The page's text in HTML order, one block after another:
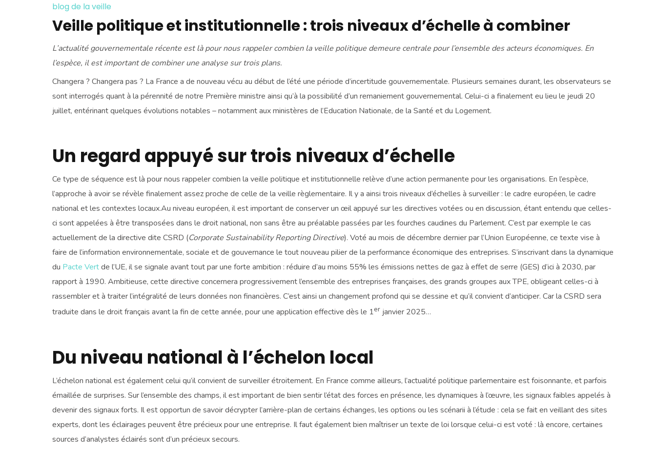
blog de la veille
Veille politique et institutionnelle : trois niveaux d’échelle à combiner
L’actualité gouvernementale récente est là pour nous rappeler combien la veille politique demeure centrale pour l’ensemble des acteurs économiques. En
l’espèce, il est important de combiner une analyse sur trois plans.
Changera ? Changera pas ? La France a de nouveau vécu au début de l’été une période d’incertitude gouvernementale. Plusieurs semaines durant, les observateurs se
sont interrogés quant à la pérennité de notre Première ministre ainsi qu’à la possibilité d’un remaniement gouvernemental. Celui-ci a finalement eu lieu le jeudi 20
juillet, entérinant quelques évolutions notables – notamment aux ministères de l’Education Nationale, de la Santé et du Logement.
Un regard appuyé sur trois niveaux d’échelle
Ce type de séquence est là pour nous rappeler combien la veille politique et institutionnelle relève d’une action permanente pour les organisations. En l’espèce,
l’approche à avoir se révèle finalement assez proche de celle de la veille règlementaire. Il y a ainsi trois niveaux d’échelles à surveiller : le cadre européen, le cadre
national et les contextes locaux.Au niveau européen, il est important de conserver un œil appuyé sur les directives votées ou en discussion, étant entendu que celles-
ci sont appelées à être transposées dans le droit national, non sans être au préalable passées par les fourches caudines du Parlement. C’est par exemple le cas
actuellement de la directive dite CSRD (Corporate Sustainability Reporting Directive). Voté au mois de décembre dernier par l’Union Européenne, ce texte vise à
faire de l’information environnementale, sociale et de gouvernance le tout nouveau pilier de la performance économique des entreprises. S’inscrivant dans la dynamique
du Pacte Vertde l’UE, il se signale avant tout par une forte ambition : réduire d’au moins 55% les émissions nettes de gaz à effet de serre (GES) d’ici à 2030, par
rapport à 1990. Ambitieuse, cette directive concernera progressivement l’ensemble des entreprises françaises, des grands groupes aux TPE, obligeant celles-ci à
rassembler et à traiter l’intégralité de leurs données non financières. C’est ainsi un changement profond qui se dessine et qu’il convient d’anticiper. Car la CSRD sera
traduite dans le droit français avant la fin de cette année, pour une application effective dès le 1er janvier 2025…
Du niveau national à l’échelon local
L’échelon national est également celui qu’il convient de surveiller étroitement. En France comme ailleurs, l’actualité politique parlementaire est foisonnante, et parfois
émaillée de surprises. Sur l’ensemble des champs, il est important de bien sentir l’état des forces en présence, les dynamiques à l’œuvre, les signaux faibles appelés à
devenir des signaux forts. Il est opportun de savoir décrypter l’arrière-plan de certains échanges, les options ou les scénarii à l’étude : cela se fait en veillant des sites
experts, dont les éclairages peuvent être précieux pour une entreprise. Il faut également bien maîtriser un texte de loi lorsque celui-ci est voté : là encore, certaines
sources d’analystes éclairés sont d’un précieux secours.